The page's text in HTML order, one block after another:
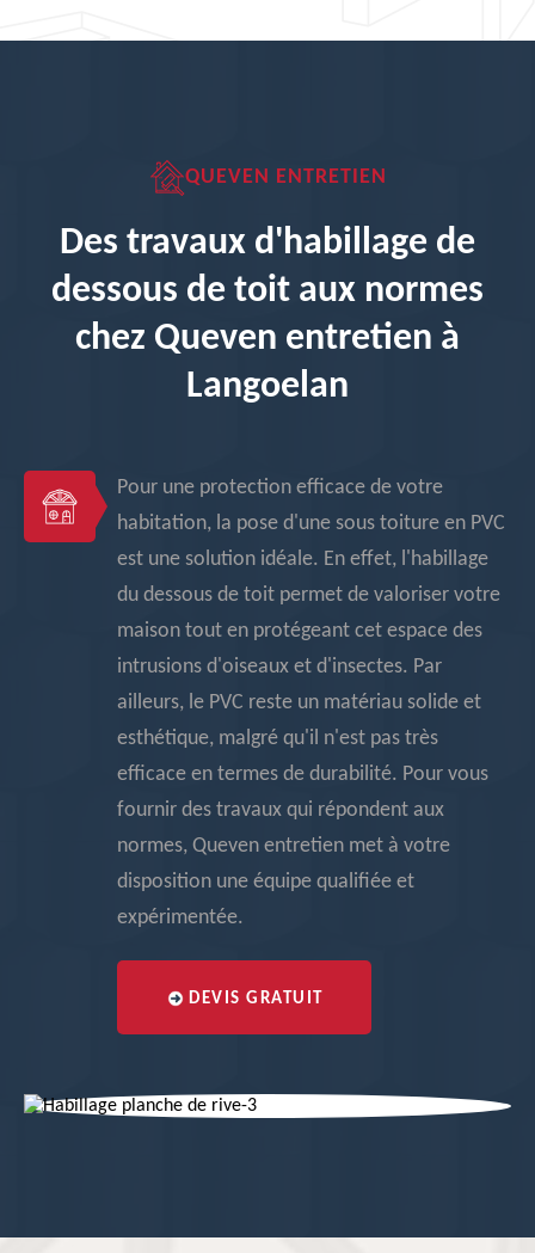
QUEVEN ENTRETIEN
Des travaux d'habillage de
dessous de toit aux normes
chez Queven entretien à
Langoelan
Pour une protection efficace de votre
habitation, la pose d'une sous toiture en PVC
est une solution idéale. En effet, l'habillage
du dessous de toit permet de valoriser votre
maison tout en protégeant cet espace des
intrusions d'oiseaux et d'insectes. Par
ailleurs, le PVC reste un matériau solide et
esthétique, malgré qu'il n'est pas très
efficace en termes de durabilité. Pour vous
fournir des travaux qui répondent aux
normes, Queven entretien met à votre
disposition une équipe qualifiée et
expérimentée.
DEVIS GRATUIT